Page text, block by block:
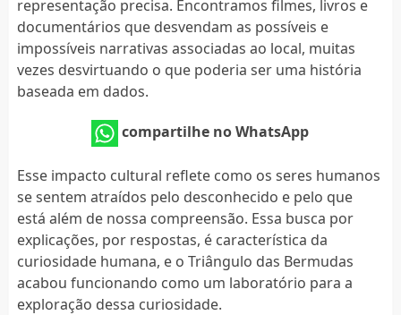
representação precisa. Encontramos filmes, livros e
documentários que desvendam as possíveis e
impossíveis narrativas associadas ao local, muitas
vezes desvirtuando o que poderia ser uma história
baseada em dados.
compartilhe no WhatsApp
Esse impacto cultural reflete como os seres humanos
se sentem atraídos pelo desconhecido e pelo que
está além de nossa compreensão. Essa busca por
explicações, por respostas, é característica da
curiosidade humana, e o Triângulo das Bermudas
acabou funcionando como um laboratório para a
exploração dessa curiosidade.